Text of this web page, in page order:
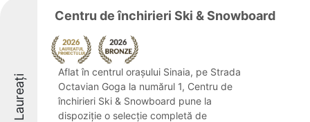
Laureați
Centru de închirieri Ski & Snowboard
Aflat în centrul orașului Sinaia, pe Strada
Octavian Goga la numărul 1, Centru de
închirieri Ski & Snowboard pune la
dispoziție o selecție completă de